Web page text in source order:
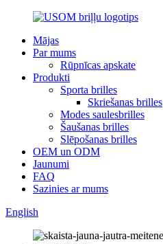
Mājas
Par mums
Rūpnīcas apskate
Produkti
Sporta brilles
Skriešanas brilles
Modes saulesbrilles
Šaušanas brilles
Slēpošanas brilles
OEM un ODM
Jaunumi
FAQ
Sazinies ar mums
English